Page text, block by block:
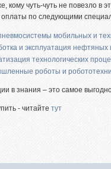
кому чуть-чуть не повезло в
оплаты по следующими
мобильных и
и эксплуатация
технологических
роботы и
в знания – это самое
- читайте тут